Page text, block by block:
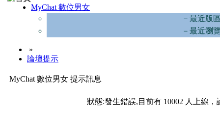
MyChat 數位男女
－最近版
－最近瀏
»
論壇提示
MyChat 數位男女 提示訊息
狀態:發生錯誤,目前有 10002 人上線